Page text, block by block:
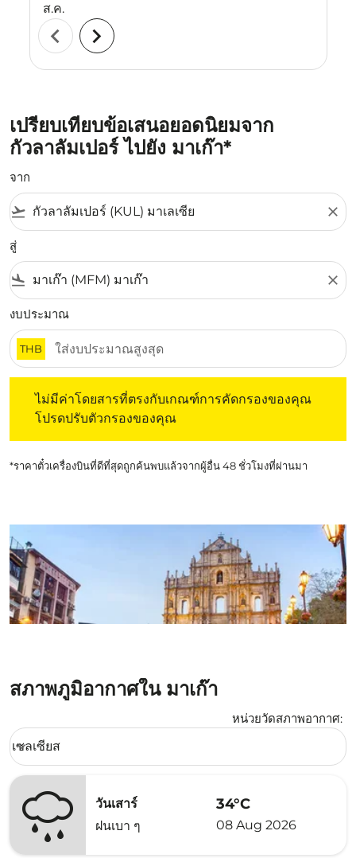
ส.ค.
chevron_left chevron_right
เปรียบเทียบข้อเสนอยอดนิยมจาก
กัวลาลัมเปอร์ ไปยัง มาเก๊า*
จาก
flight_takeoff close
สู่
flight_land close
งบประมาณ
THB
ไม่มีค่าโดยสารที่ตรงกับเกณฑ์การคัดกรองของคุณ
โปรดปรับตัวกรองของคุณ
*ราคาตั๋วเครื่องบินที่ดีที่สุดถูกค้นพบแล้วจากผู้อื่น 48 ชั่วโมงที่ผ่านมา
สภาพภูมิอากาศใน มาเก๊า
หน่วยวัดสภาพอากาศ:
Weather unit option เซลเซียส Selected
เซลเซียส
keyboard_arrow_down
วันเสาร์
ฝนเบา ๆ
34°C
08 Aug 2026